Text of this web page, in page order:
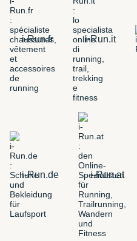
i-Run.fr i-Run.it
i-Run.de i-Run.at